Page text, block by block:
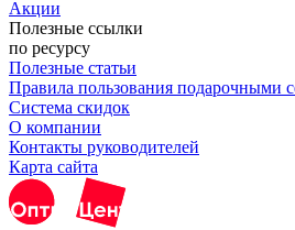
Акции
Полезные ссылки
по ресурсу
Полезные статьи
Правила пользования подарочными
Система скидок
О компании
Контакты руководителей
Карта сайта